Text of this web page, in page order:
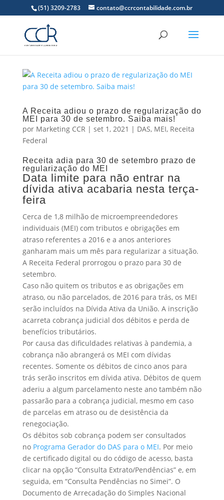
(51) 3209-2783 contato@ccrcontabilidade.com.br
A Receita adiou o prazo de regularização do
MEI para 30 de setembro. Saiba mais!
por Marketing CCR | set 1, 2021 | DAS, MEI, Receita
Federal
Receita adia para 30 de setembro prazo de
regularização do MEI
Data limite para não entrar na
dívida ativa acabaria nesta terça-
feira
Cerca de 1,8 milhão de microempreendedores
individuais (MEI) com tributos e obrigações em
atraso referentes a 2016 e a anos anteriores
ganharam mais um mês para regularizar a situação.
A Receita Federal prorrogou o prazo para 30 de
setembro.
Caso não quitem os tributos e as obrigações em
atraso, ou não parcelados, de 2016 para trás, os MEI
serão incluídos na Dívida Ativa da União. A inscrição
acarreta cobrança judicial dos débitos e perda de
benefícios tributários.
Por causa das dificuldades relativas à pandemia, a
cobrança não abrangerá os MEI com dívidas
recentes. Somente os débitos de cinco anos para
trás serão inscritos em dívida ativa. Débitos de quem
aderiu a algum parcelamento neste ano também não
passarão para a cobrança judicial, mesmo em caso
de parcelas em atraso ou de desistência da
renegociação.
Os débitos sob cobrança podem ser consultados
no Programa Gerador do DAS para o MEI. Por meio
de certificado digital ou do código de acesso, basta
clicar na opção “Consulta Extrato/Pendências” e, em
seguida, em “Consulta Pendências no Simei”. O
Documento de Arrecadação do Simples Nacional